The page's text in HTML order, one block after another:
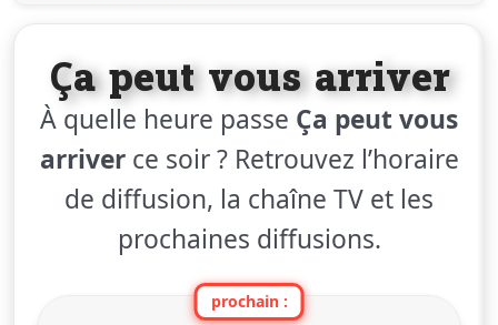
Ça peut vous arriver
À quelle heure passe Ça peut vous
arriverce soir ? Retrouvez l’horaire
de diffusion, la chaîne TV et les
prochaines diffusions.
prochain :